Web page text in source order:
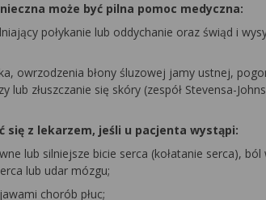
może być pilna pomoc medyczna:
połykanie lub oddychanie oraz świąd i
owrzodzenia błony śluzowej jamy ustnej,
lub złuszczanie się skóry (zespół Stevensa-
z lekarzem, jeśli u pacjenta wystąpi:
lub silniejsze bicie serca (kołatanie serca),
lub udar mózgu;
chorób płuc;